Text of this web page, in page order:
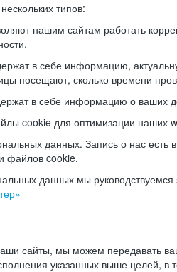
типов:
нашим сайтам работать
в себе информацию,
посещают, сколько времени
в себе информацию о ваших
cookie для оптимизации наших
данных. Запись о нас есть в
файлов cookie.
данных мы
сайты, мы можем
указанных выше целей,